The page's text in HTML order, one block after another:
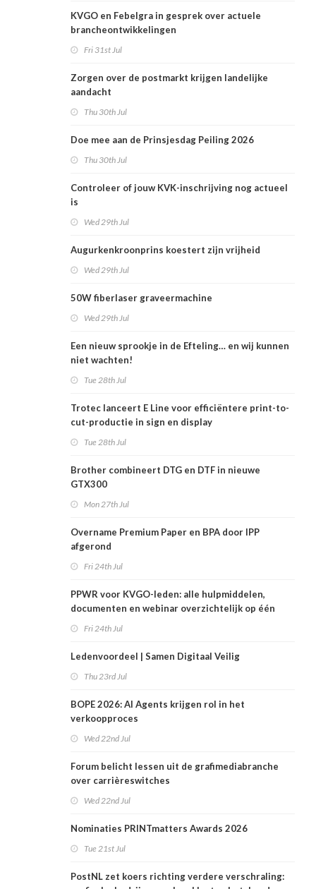
KVGO en Febelgra in gesprek over actuele
brancheontwikkelingen
Fri 31st Jul
Zorgen over de postmarkt krijgen landelijke
aandacht
Thu 30th Jul
Doe mee aan de Prinsjesdag Peiling 2026
Thu 30th Jul
Controleer of jouw KVK-inschrijving nog actueel
is
Wed 29th Jul
Augurkenkroonprins koestert zijn vrijheid
Wed 29th Jul
50W fiberlaser graveermachine
Wed 29th Jul
Een nieuw sprookje in de Efteling… en wij kunnen
niet wachten!
Tue 28th Jul
Trotec lanceert E Line voor efficiëntere print-to-
cut-productie in sign en display
Tue 28th Jul
Brother combineert DTG en DTF in nieuwe
GTX300
Mon 27th Jul
Overname Premium Paper en BPA door IPP
afgerond
Fri 24th Jul
PPWR voor KVGO-leden: alle hulpmiddelen,
documenten en webinar overzichtelijk op één
Fri 24th Jul
Ledenvoordeel | Samen Digitaal Veilig
Thu 23rd Jul
BOPE 2026: AI Agents krijgen rol in het
verkoopproces
Wed 22nd Jul
Forum belicht lessen uit de grafimediabranche
over carrièreswitches
Wed 22nd Jul
Nominaties PRINTmatters Awards 2026
Tue 21st Jul
PostNL zet koers richting verdere verschraling: